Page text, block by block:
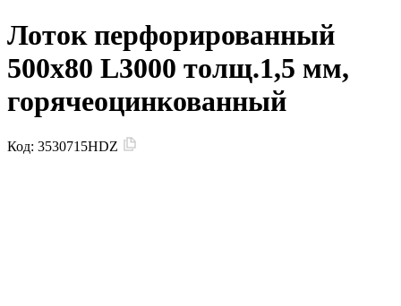
Лоток перфорированный
500х80 L3000 толщ.1,5 мм,
горячеоцинкованный
Код: 3530715HDZ